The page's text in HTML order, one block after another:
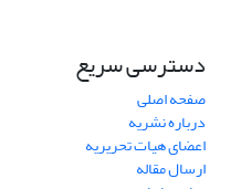
دسترسی سریع
صفحه اصلی
درباره نشریه
اعضای هیات تحریریه
ارسال مقاله